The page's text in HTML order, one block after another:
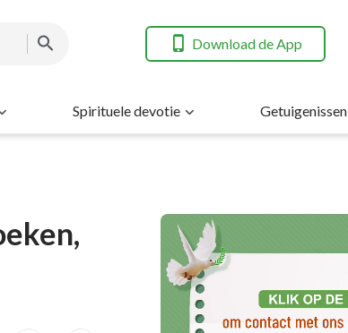
Download de App
Spirituele devotie Getuigenissen